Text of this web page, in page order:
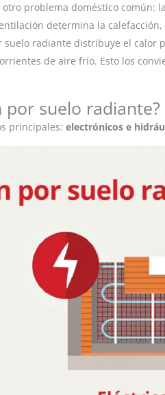
problema doméstico común:
determina la
suelo radiante distribuye el calor
de aire frío. Esto los
por suelo radiante?
principales: electrónicos e